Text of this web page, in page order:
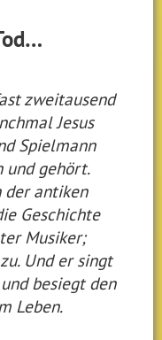
zweitausend
Jesus
Spielmann
und gehört.
der antiken
Geschichte
Musiker;
Und er singt
besiegt den
Leben.